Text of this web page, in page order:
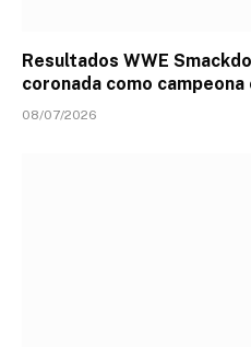
Resultados WWE
coronada como
08/07/2026